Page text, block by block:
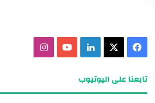
تابعنا على اليوتيوب